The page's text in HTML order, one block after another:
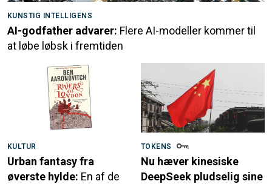
KUNSTIG INTELLIGENS
AI-godfather advarer: Flere AI-modeller kommer til
at løbe løbsk i fremtiden
KULTUR
Urban fantasy fra
øverste hylde: En af de
TOKENS
Nu hæver kinesiske
DeepSeek pludselig sine